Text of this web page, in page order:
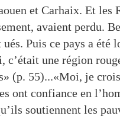
et Carhaix. Et les
avaient perdu.
ués. Puis ce pays a été
c’était une région
» (p. 55)...«Moi, je
ont confiance en
soutiennent les